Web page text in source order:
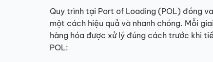
Quy trình tại Port of Loading (POL) đóng
một cách hiệu quả và nhanh chóng. Mỗi
hàng hóa được xử lý đúng cách trước khi
POL: